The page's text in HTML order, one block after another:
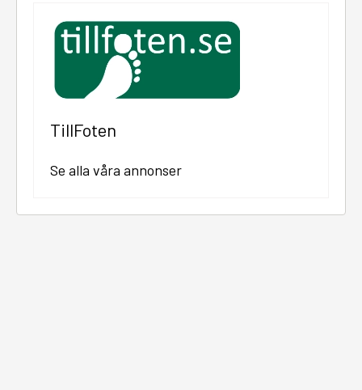
TillFoten
Se alla våra annonser